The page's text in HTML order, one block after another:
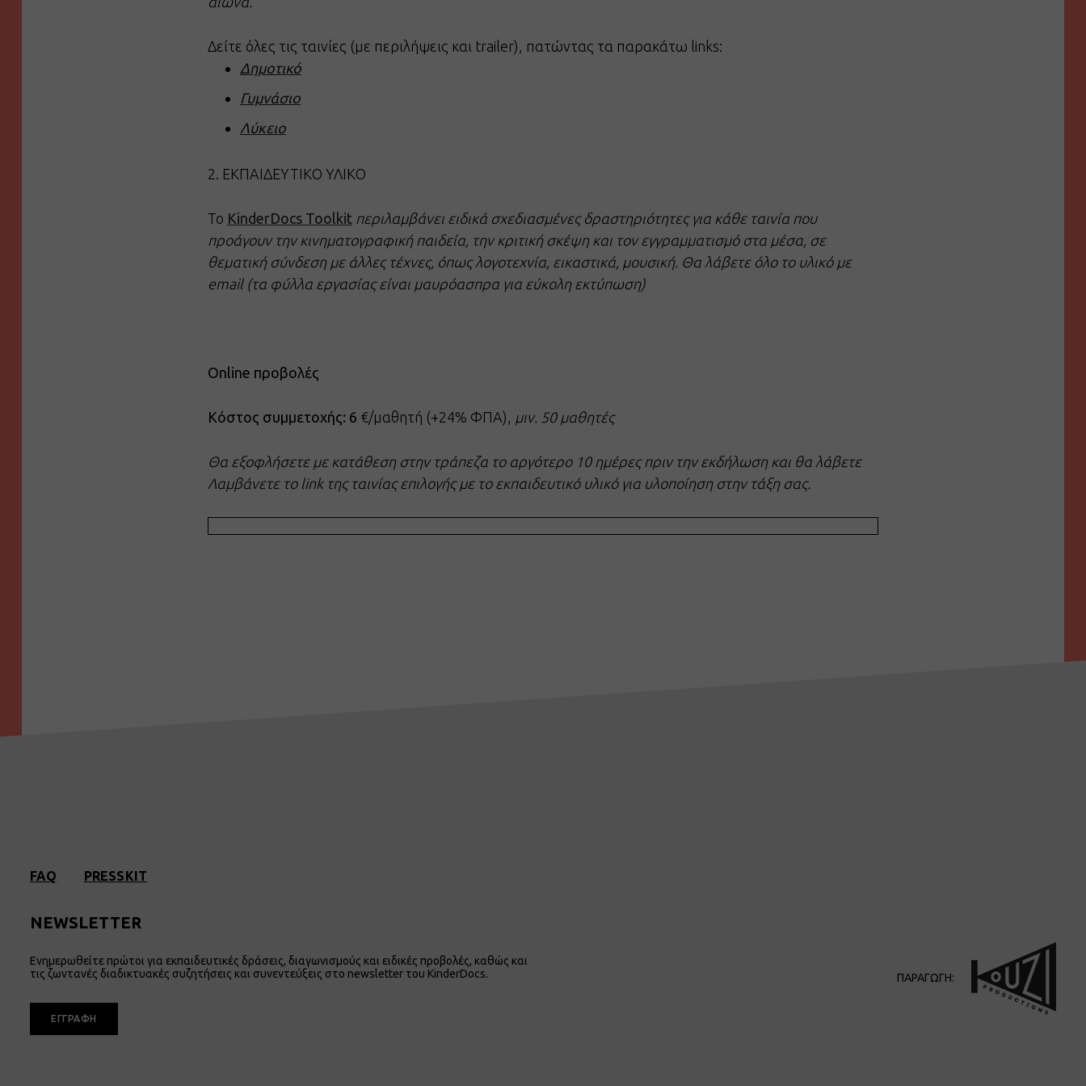
Δείτε όλες τις ταινίες (με περιλήψεις και trailer), πατώντας τα παρακάτω links:
Δημοτικό
Γυμνάσιο
Λύκειο
2. ΕΚΠΑΙΔΕΥΤΙΚΟ ΥΛΙΚΟ
Το KinderDocs Toolkit περιλαμβάνει ειδικά σχεδιασμένες δραστηριότητες για κάθε ταινία που
προάγουν την κινηματογραφική παιδεία, την κριτική σκέψη και τον εγγραμματισμό στα μέσα, σε
θεματική σύνδεση με άλλες τέχνες, όπως λογοτεχνία, εικαστικά, μουσική. Θα λάβετε όλο το υλικό με
email (τα φύλλα εργασίας είναι μαυρόασπρα για εύκολη εκτύπωση)
Οnline προβολές
Κόστος συμμετοχής: 6 €/μαθητή (+24% ΦΠΑ), μιν. 50 μαθητές
Θα εξοφλήσετε με κατάθεση στην τράπεζα το αργότερο 10 ημέρες πριν την εκδήλωση και θα λάβετε
Λαμβάνετε το link της ταινίας επιλογής με το εκπαιδευτικό υλικό για υλοποίηση στην τάξη σας.
FAQ PRESSKIT
NEWSLETTER
Ενημερωθείτε πρώτοι για εκπαιδευτικές δράσεις, διαγωνισμούς και ειδικές προβολές, καθώς και
τις ζωντανές διαδικτυακές συζητήσεις και συνεντεύξεις στο newsletter του KinderDocs.
ΕΓΓΡΑΦΗ
ΠΑΡΑΓΩΓΗ: